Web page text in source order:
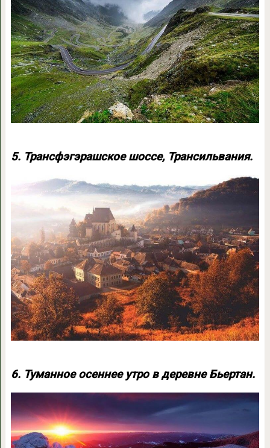
5. Трансфэгэрашское шоссе, Трансильвания.
6. Туманное осеннее утро в деревне Бьертан.